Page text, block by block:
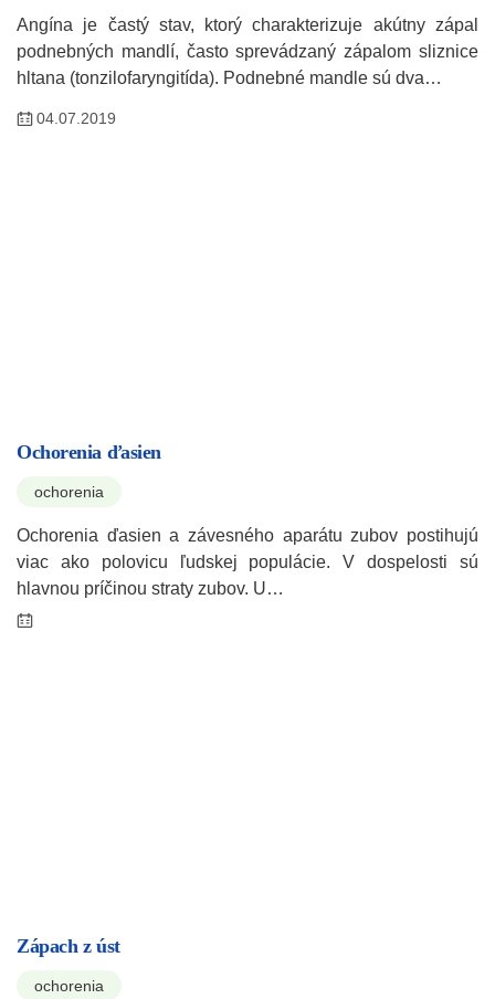
Angína je častý stav, ktorý charakterizuje akútny zápal
podnebných mandlí, často sprevádzaný zápalom sliznice
hltana (tonzilofaryngitída). Podnebné mandle sú dva…
04.07.2019
Ochorenia ďasien
ochorenia
Ochorenia ďasien a závesného aparátu zubov postihujú
viac ako polovicu ľudskej populácie. V dospelosti sú
hlavnou príčinou straty zubov. U…
Zápach z úst
ochorenia